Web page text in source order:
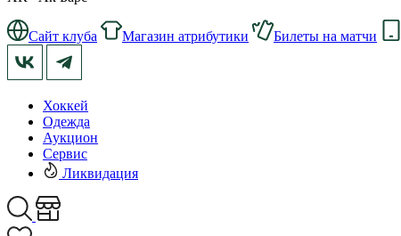
Сайт клуба Магазин атрибутики Билеты на матчи
Хоккей
Одежда
Аукцион
Сервис
Ликвидация